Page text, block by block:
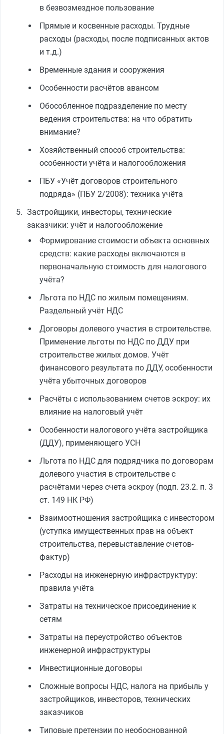
в безвозмездное пользование
Прямые и косвенные расходы. Трудные
расходы (расходы, после подписанных актов
и т.д.)
Временные здания и сооружения
Особенности расчётов авансом
Обособленное подразделение по месту
ведения строительства: на что обратить
внимание?
Хозяйственный способ строительства:
особенности учёта и налогообложения
ПБУ «Учёт договоров строительного
подряда» (ПБУ 2/2008): техника учёта
Застройщики, инвесторы, технические
заказчики: учёт и налогообложение
Формирование стоимости объекта основных
средств: какие расходы включаются в
первоначальную стоимость для налогового
учёта?
Льгота по НДС по жилым помещениям.
Раздельный учёт НДС
Договоры долевого участия в строительстве.
Применение льготы по НДС по ДДУ при
строительстве жилых домов. Учёт
финансового результата по ДДУ, особенности
учёта убыточных договоров
Расчёты с использованием счетов эскроу: их
влияние на налоговый учёт
Особенности налогового учёта застройщика
(ДДУ), применяющего УСН
Льгота по НДС для подрядчика по договорам
долевого участия в строительстве с
расчётами через счета эскроу (подп. 23.2. п. 3
ст. 149 НК РФ)
Взаимоотношения застройщика с инвестором
(уступка имущественных прав на объект
строительства, перевыставление счетов-
фактур)
Расходы на инженерную инфраструктуру:
правила учёта
Затраты на техническое присоединение к
сетям
Затраты на переустройство объектов
инженерной инфраструктуры
Инвестиционные договоры
Сложные вопросы НДС, налога на прибыль у
застройщиков, инвесторов, технических
заказчиков
Типовые претензии по необоснованной